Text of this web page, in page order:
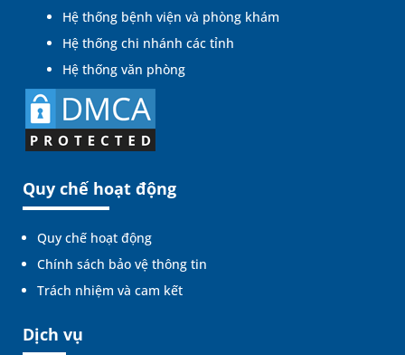
Hệ thống bệnh viện và phòng khám
Hệ thống chi nhánh các tỉnh
Hệ thống văn phòng
Quy chế hoạt động
Quy chế hoạt động
Chính sách bảo vệ thông tin
Trách nhiệm và cam kết
Dịch vụ